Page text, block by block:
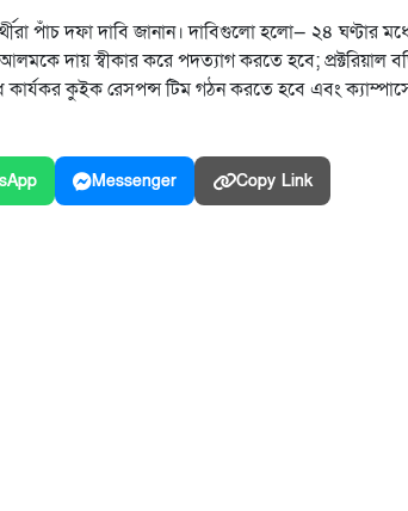
পাঁচ দফা দাবি জানান। দাবিগুলো হলো— ২৪ ঘণ্টার
দায় স্বীকার করে পদত্যাগ করতে হবে; প্রক্টরিয়াল
কার্যকর কুইক রেসপন্স টিম গঠন করতে হবে এবং ক্যাম্পাসে
Messenger Copy Link